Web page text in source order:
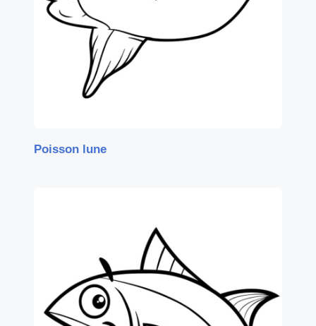
Poisson lune